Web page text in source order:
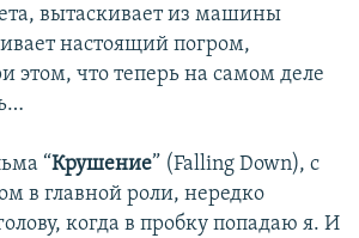
вытаскивает из машины
настоящий погром,
этом, что теперь на самом деле
“Крушение” (Falling Down), с
в главной роли, нередко
когда в пробку попадаю я. И